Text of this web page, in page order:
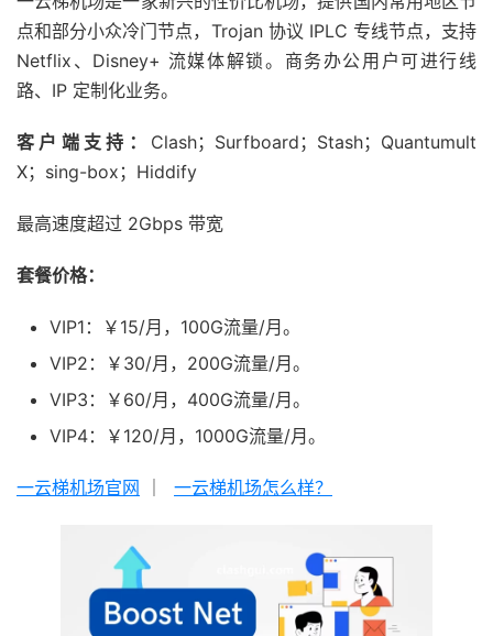
点和部分小众冷门节点，Trojan 协议 IPLC 专线节点，支持
Netflix、Disney+ 流媒体解锁。商务办公用户可进行线
路、IP 定制化业务。
客户端支持： Clash；Surfboard；Stash；Quantumult
X；sing-box；Hiddify
最高速度超过 2Gbps 带宽
套餐价格：
VIP1：￥15/月，100G流量/月。
VIP2：￥30/月，200G流量/月。
VIP3：￥60/月，400G流量/月。
VIP4：￥120/月，1000G流量/月。
一云梯机场官网 一云梯机场怎么样？